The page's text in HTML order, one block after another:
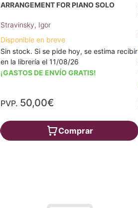
ARRANGEMENT FOR PIANO SOLO
Stravinsky, Igor
Disponible en breve
Sin stock. Si se pide hoy, se estima recibir
en la librería el 11/08/26
¡GASTOS DE ENVÍO GRATIS!
PVP. 50,00€
Comprar